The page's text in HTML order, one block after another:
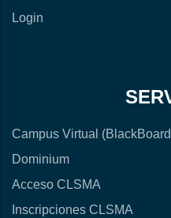
Login
Campus Virtual
Dominium
Acceso CLSMA
Inscripciones CLSMA